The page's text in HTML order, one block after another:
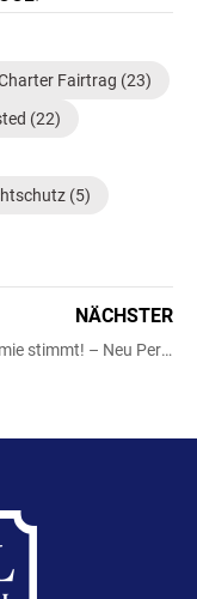
Fairtrag (23)
(22)
(5)
NÄCHSTER
Die Chemie stimmt! – Neu Personalie bei YACHT-POOL